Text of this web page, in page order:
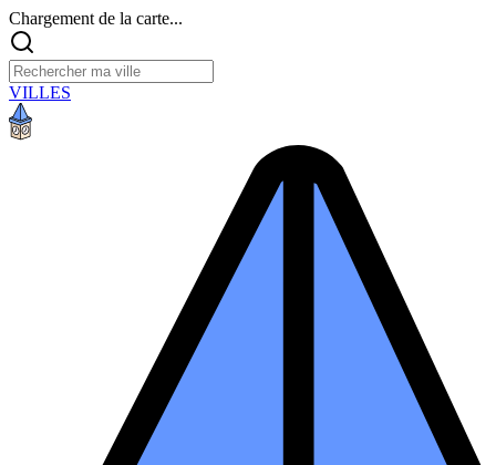
Chargement de la carte...
VILLES